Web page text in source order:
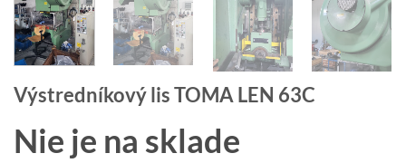
Výstredníkový lis TOMA LEN 63C
Nie je na sklade